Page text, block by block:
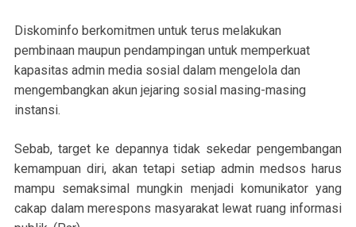
Diskominfo berkomitmen untuk terus melakukan
pembinaan maupun pendampingan untuk memperkuat
kapasitas admin media sosial dalam mengelola dan
mengembangkan akun jejaring sosial masing-masing
instansi.
Sebab, target ke depannya tidak sekedar pengembangan
kemampuan diri, akan tetapi setiap admin medsos harus
mampu semaksimal mungkin menjadi komunikator yang
cakap dalam merespons masyarakat lewat ruang informasi